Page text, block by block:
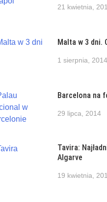
21 kwietnia,
Malta w 3 dni.
1 sierpnia, 2014
Barcelona na
29 lipca, 2014
Tavira:
Algarve
19 kwietnia,